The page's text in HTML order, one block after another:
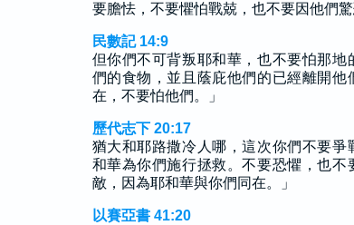
要膽怯，不要懼怕戰兢，也不要因他們驚
民數記 14:9
但你們不可背叛耶和華，也不要怕那地
們的食物，並且蔭庇他們的已經離開他
在，不要怕他們。」
歷代志下 20:17
猶大和耶路撒冷人哪，這次你們不要爭
和華為你們施行拯救。不要恐懼，也不
敵，因為耶和華與你們同在。」
以賽亞書 41:20